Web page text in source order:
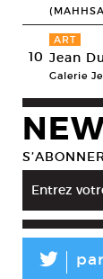
10
ART
Jean
Galerie
L